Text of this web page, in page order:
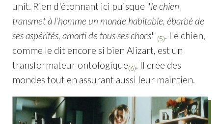
unit. Rien d'étonnant ici puisque "le chien
transmet à l'homme un monde habitable, ébarbé de
ses aspérités, amorti de tous ses chocs" (5). Le chien,
comme le dit encore si bien Alizart, est un
transformateur ontologique(6). Il crée des
mondes tout en assurant aussi leur maintien.